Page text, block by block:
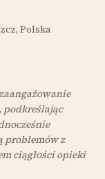
Polska
problemów z
ciągłości opieki